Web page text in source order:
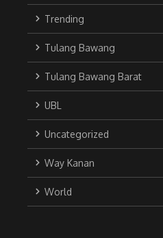
Trending
Tulang Bawang
Tulang Bawang Barat
UBL
Uncategorized
Way Kanan
World